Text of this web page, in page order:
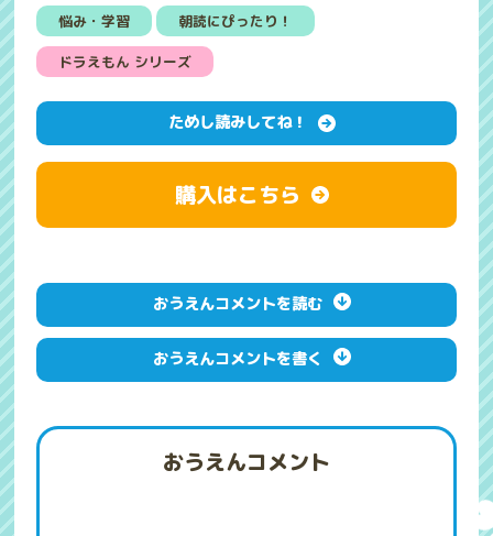
悩み・学習 朝読にぴったり！
ドラえもん シリーズ
ためし読みしてね！
購入はこちら
おうえんコメントを読む
おうえんコメントを書く
おうえんコメント